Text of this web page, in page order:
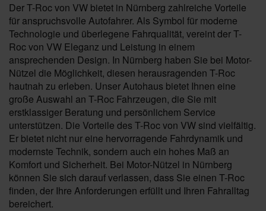
Der T-Roc von VW bietet in Nürnberg zahlreiche Vorteile
für anspruchsvolle Autofahrer. Als Symbol für moderne
Technologie und überlegene Fahrqualität, vereint der T-
Roc von VW Eleganz und Leistung in einem
ansprechenden Design. In Nürnberg haben Sie bei Motor-
Nützel die Möglichkeit, diesen herausragenden T-Roc
hautnah zu erleben. Unser Autohaus bietet Ihnen eine
große Auswahl an T-Roc Fahrzeugen, die Sie mit
erstklassiger Beratung und persönlichem Service
unterstützen. Die Vorteile des T-Roc von VW sind vielfältig.
Er bietet nicht nur eine hervorragende Fahrdynamik und
modernste Technik, sondern auch ein hohes Maß an
Komfort und Sicherheit. Bei Motor-Nützel in Nürnberg
können Sie sich darauf verlassen, dass Sie einen T-Roc
finden, der Ihre Anforderungen erfüllt und Ihren Fahralltag
bereichert.